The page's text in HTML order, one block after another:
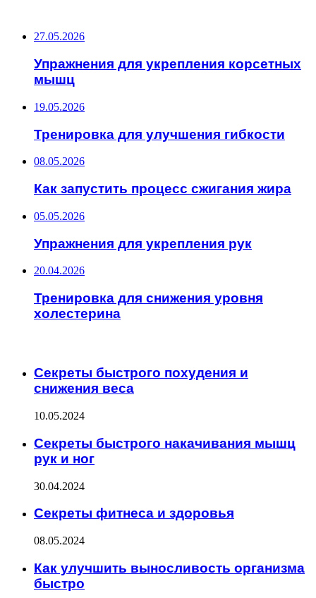
27.05.2026
Упражнения для укрепления корсетных
мышц
19.05.2026
Тренировка для улучшения гибкости
08.05.2026
Как запустить процесс сжигания жира
05.05.2026
Упражнения для укрепления рук
20.04.2026
Тренировка для снижения уровня
холестерина
Секреты быстрого похудения и
снижения веса
10.05.2024
Секреты быстрого накачивания мышц
рук и ног
30.04.2024
Секреты фитнеса и здоровья
08.05.2024
Как улучшить выносливость организма
быстро